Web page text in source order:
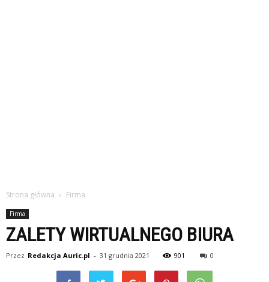
Strona główna Firma
Firma
ZALETY WIRTUALNEGO BIURA
Przez Redakcja Auric.pl - 31 grudnia 2021 901 0